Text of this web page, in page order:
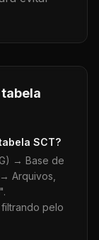
SCT?
→ Base de
Arquivos,
filtrando pelo